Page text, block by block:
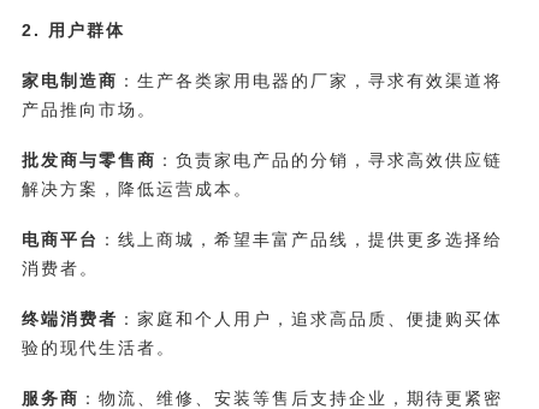
2. 用户群体
家电制造商 ：生产各类家用电器的厂家，寻求有效渠道将
产品推向市场。
批发商与零售商 ：负责家电产品的分销，寻求高效供应链
解决方案，降低运营成本。
电商平台 ：线上商城，希望丰富产品线，提供更多选择给
消费者。
终端消费者 ：家庭和个人用户，追求高品质、便捷购买体
验的现代生活者。
服务商 ：物流、维修、安装等售后支持企业，期待更紧密